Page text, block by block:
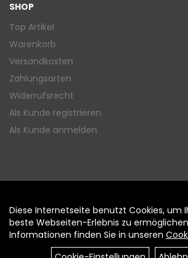
SHOP
Top Artikel
Warenkorb
Versandkosten
Zahlungsarten
Widerrufsrecht
Als Kunde registrieren
Als Kunde anmelden
Diese Internetseite benutzt Cookies, um
beste Webseiten-Erlebnis zu
Informationen finden Sie in unseren